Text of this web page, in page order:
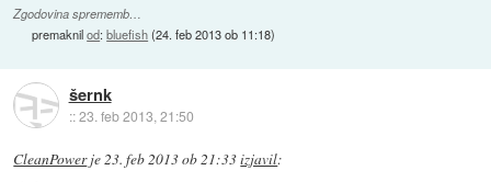
Zgodovina sprememb…
premaknilod:bluefish(24. feb 2013 ob 11:18)
šernk
::23. feb 2013, 21:50
CleanPowerje23. feb 2013 ob 21:33izjavil: